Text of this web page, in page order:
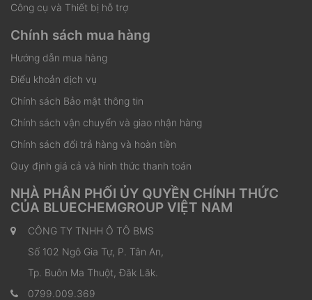
Công cụ và Thiết bị hỗ trợ
Chính sách mua hàng
Hướng dẫn mua hàng
Điểu khoản dịch vụ
Chính sách Bảo mật thông tin
Chính sách vận chuyển và giao nhận hàng
Chính sách đổi trả hàng và hoàn tiền
Quy định giá cả và hình thức thanh toán
NHÀ PHÂN PHỐI ỦY QUYỀN CHÍNH THỨC
CỦA BLUECHEMGROUP VIỆT NAM
CÔNG TY TNHH Ô TÔ BMS
Số 102 Ngô Gia Tự, P. Tân An,
Tp. Buôn Ma Thuột, Đăk Lăk.
0799.009.369